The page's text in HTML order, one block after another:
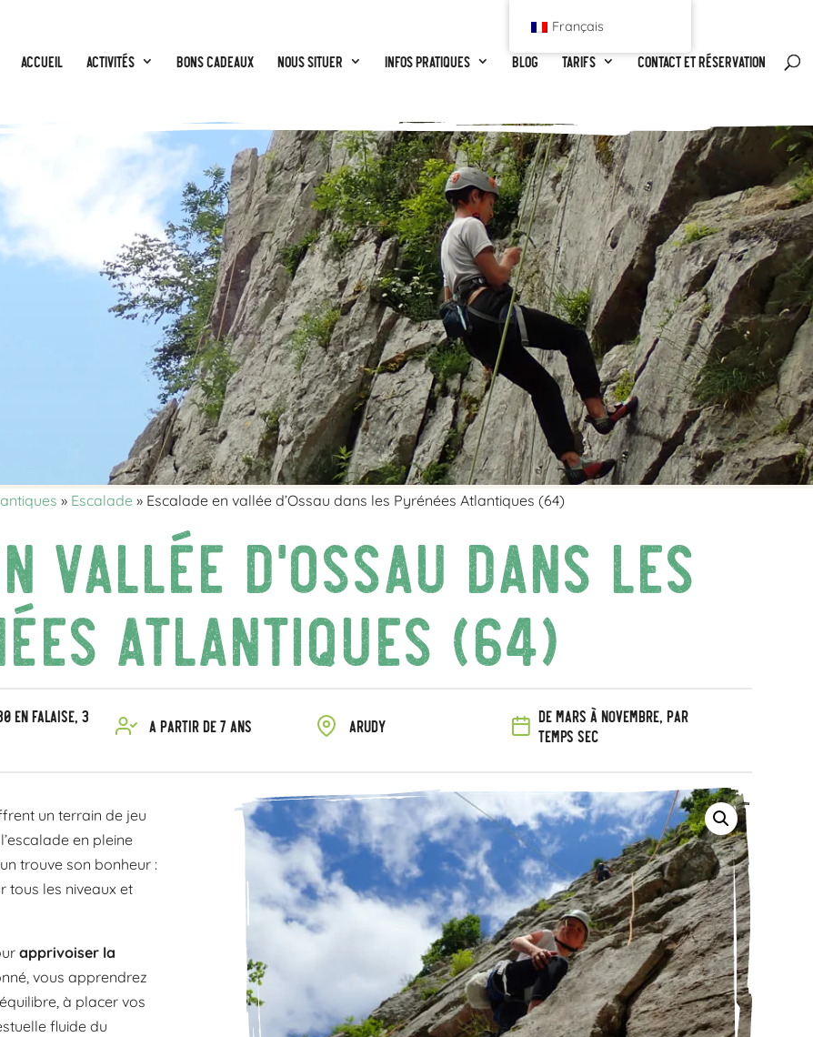
Accueil Activités BONS CADEAUX Nous situer Infos pratiques Blog Tarifs Contact et réservation
» Escalade » Escalade en vallée d’Ossau dans les Pyrénées Atlantiques (64)
vallée d’Ossau dans les
Atlantiques (64)
en falaise, 3
A partir de 7 ans Arudy
De mars à novembre, par
temps sec
un terrain de jeu
en pleine
trouve son bonheur :
tous les niveaux et
apprivoiser la
vous apprendrez
à placer vos
fluide du
Français